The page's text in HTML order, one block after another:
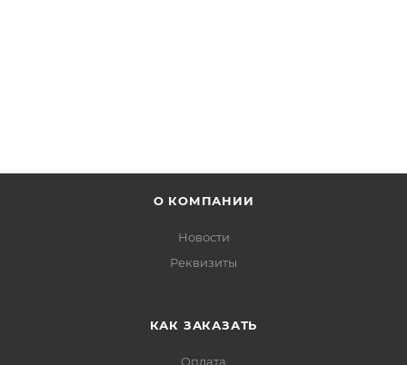
О КОМПАНИИ
Новости
Реквизиты
КАК ЗАКАЗАТЬ
Оплата